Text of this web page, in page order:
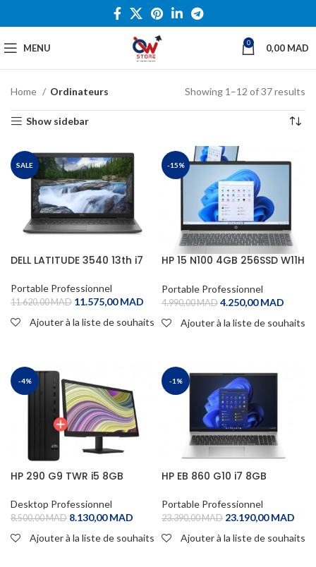
MENU 0 0,00 MAD
Home Ordinateurs Showing 1–12 of 37 results
Show sidebar
SALE
DELL LATITUDE 3540 13th i7
Portable Professionnel
11.620,00MAD 11.575,00MAD
Ajouter à la liste de souhaits
-15%
HP 15 N100 4GB 256SSD W11H
Portable Professionnel
4.990,00MAD 4.250,00MAD
Ajouter à la liste de souhaits
-4%
HP 290 G9 TWR i5 8GB
Desktop Professionnel
8.500,00MAD 8.130,00MAD
Ajouter à la liste de souhaits
-1%
HP EB 860 G10 i7 8GB
Portable Professionnel
23.390,00MAD 23.190,00MAD
Ajouter à la liste de souhaits